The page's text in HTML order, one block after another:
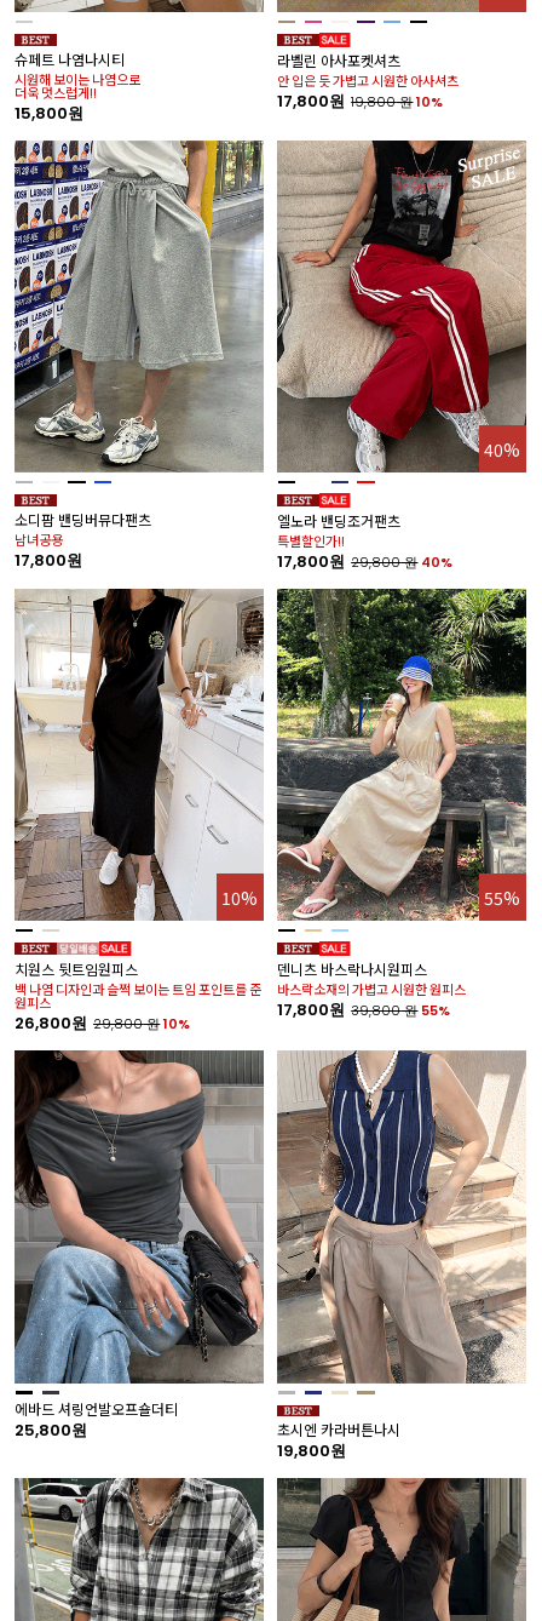
슈페트 나염나시티
시원해 보이는 나염으로
더욱 멋스럽게!!
15,800원
라벨린 아사포켓셔츠
안 입은 듯 가볍고 시원한 아사셔츠
17,800원 19,800원10%
소디팜 밴딩버뮤다팬츠
남녀공용
17,800원
40%
엘노라 밴딩조거팬츠
특별할인가!!
17,800원 29,800원 40%
10%
치원스 뒷트임원피스
백 나염 디자인과 슬쩍 보이는 트임 포인트를 준
원피스
26,800원 29,800원10%
55%
덴니츠 바스락나시원피스
바스락소재의 가볍고 시원한 원피스
17,800원 39,800원 55%
에바드 셔링언발오프숄더티
25,800원 초시엔 카라버튼나시
19,800원